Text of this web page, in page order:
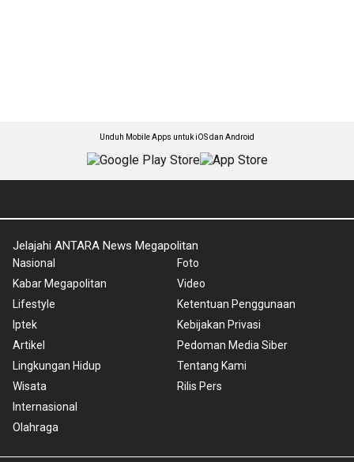
Unduh Mobile Apps untuk iOS dan Android
Jelajahi ANTARA News Megapolitan
Nasional
Kabar Megapolitan
Lifestyle
Iptek
Artikel
Lingkungan Hidup
Wisata
Internasional
Olahraga
Foto
Video
Ketentuan Penggunaan
Kebijakan Privasi
Pedoman Media Siber
Tentang Kami
Rilis Pers